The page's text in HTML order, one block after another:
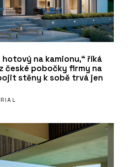
hotový na kamionu,“ říká
české pobočky firmy na
stěny k sobě trvá jen